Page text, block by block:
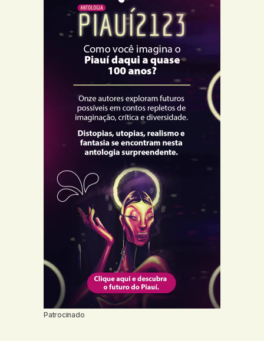
Patrocinado